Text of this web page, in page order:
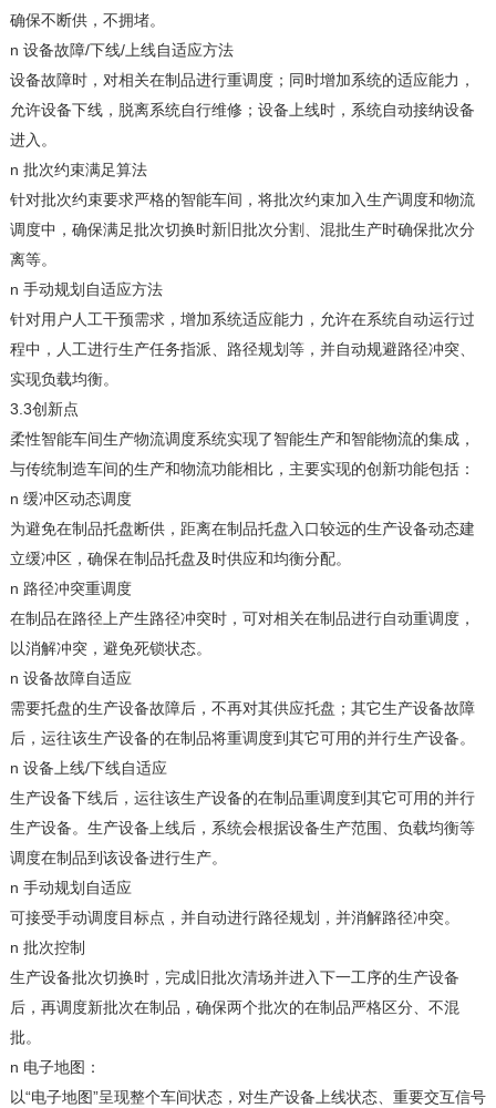
确保不断供，不拥堵。
n 设备故障/下线/上线自适应方法
设备故障时，对相关在制品进行重调度；同时增加系统的适应能力，
允许设备下线，脱离系统自行维修；设备上线时，系统自动接纳设备
进入。
n 批次约束满足算法
针对批次约束要求严格的智能车间，将批次约束加入生产调度和物流
调度中，确保满足批次切换时新旧批次分割、混批生产时确保批次分
离等。
n 手动规划自适应方法
针对用户人工干预需求，增加系统适应能力，允许在系统自动运行过
程中，人工进行生产任务指派、路径规划等，并自动规避路径冲突、
实现负载均衡。
3.3创新点
柔性智能车间生产物流调度系统实现了智能生产和智能物流的集成，
与传统制造车间的生产和物流功能相比，主要实现的创新功能包括：
n 缓冲区动态调度
为避免在制品托盘断供， 距离在制品托盘入口较远的生产设备动态建
立缓冲区，确保在制品托盘及时供应和均衡分配。
n 路径冲突重调度
在制品在路径上产生路径冲突时，可对相关在制品进行自动重调度，
以消解冲突，避免死锁状态。
n 设备故障自适应
需要托盘的生产设备故障后，不再对其供应托盘 ； 其它生产设备故障
后，运往该生产设备的在制品将重调度到其它可用 的并行生产设备。
n 设备上线/下线自适应
生产设备下线后，运往该生产设备的在制品重调度到其它可用的并行
生产设备。生产设备上线后，系统会根据设备生产范围、负载均衡等
调度在制品到该设备进行生产。
n 手动规划自适应
可接受手动调度目标点，并自动进行路径规划，并消解路径冲突。
n 批次控制
生产设备批次切换时，完成旧批次清场并进入下一工序的生产设备
后，再调度新批次在制品 ，确保两个批次的在制品严格区分、 不混
批。
n 电子地图：
以“电子地图”呈现整个车间状态， 对生产设备上线状态、重要交互信号